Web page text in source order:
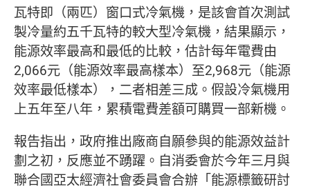
瓦特即（兩匹）窗口式冷氣機，是該會首次測試
製冷量約五千瓦特的較大型冷氣機，結果顯示，
能源效率最高和最低的比較，估計每年電費由
2,066元（能源效率最高樣本）至2,968元（能源
效率最低樣本），二者相差三成。假設冷氣機用
上五年至八年，累積電費差額可購買一部新機。
報告指出，政府推出廠商自願參與的能源效益計
劃之初，反應並不踴躍。自消委會於今年三月與
聯合國亞太經濟社會委員會合辦「能源標籤研討